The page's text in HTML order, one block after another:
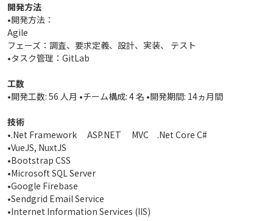
開発方法
•開発方法：
Agile
フェーズ：調査、要求定義、設計、実装、 テスト
•タスク管理：GitLab
工数
•開発工数: 56 人月 •チーム構成: 4 名 •開発期間: 14ヵ月間
技術
•.Net Framework ASP.NET MVC .Net Core C#
•VueJS, NuxtJS
•Bootstrap CSS
•Microsoft SQL Server
•Google Firebase
•Sendgrid Email Service
•Internet Information Services (IIS)